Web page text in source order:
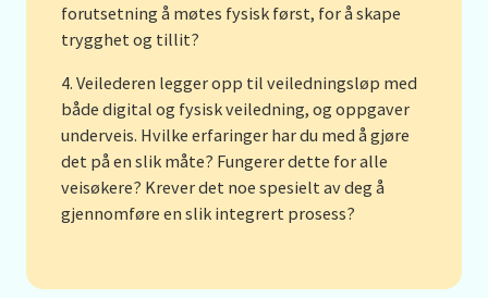
forutsetning å møtes fysisk først, for å skape
trygghet og tillit?
Veilederen legger opp til veiledningsløp med
både digital og fysisk veiledning, og oppgaver
underveis. Hvilke erfaringer har du med å gjøre
det på en slik måte? Fungerer dette for alle
veisøkere? Krever det noe spesielt av deg å
gjennomføre en slik integrert prosess?